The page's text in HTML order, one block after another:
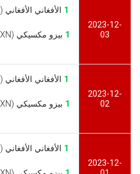
2023-12-
03
1 الأفغاني الأفغاني (AFN) =
1 بيزو مكسيكي (MXN) =
2023-12-
02
1 الأفغاني الأفغاني (AFN) =
1 بيزو مكسيكي (MXN) =
2023-12-
1 الأفغاني الأفغاني (AFN) =